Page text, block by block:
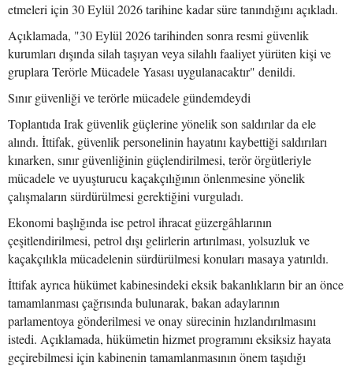
etmeleri için 30 Eylül 2026 tarihine kadar süre tanındığını açıkladı.
Açıklamada, "30 Eylül 2026 tarihinden sonra resmi güvenlik
kurumları dışında silah taşıyan veya silahlı faaliyet yürüten kişi ve
gruplara Terörle Mücadele Yasası uygulanacaktır" denildi.
Sınır güvenliği ve terörle mücadele gündemdeydi
Toplantıda Irak güvenlik güçlerine yönelik son saldırılar da ele
alındı. İttifak, güvenlik personelinin hayatını kaybettiği saldırıları
kınarken, sınır güvenliğinin güçlendirilmesi, terör örgütleriyle
mücadele ve uyuşturucu kaçakçılığının önlenmesine yönelik
çalışmaların sürdürülmesi gerektiğini vurguladı.
Ekonomi başlığında ise petrol ihracat güzergâhlarının
çeşitlendirilmesi, petrol dışı gelirlerin artırılması, yolsuzluk ve
kaçakçılıkla mücadelenin sürdürülmesi konuları masaya yatırıldı.
İttifak ayrıca hükümet kabinesindeki eksik bakanlıkların bir an önce
tamamlanması çağrısında bulunarak, bakan adaylarının
parlamentoya gönderilmesi ve onay sürecinin hızlandırılmasını
istedi. Açıklamada, hükümetin hizmet programını eksiksiz hayata
geçirebilmesi için kabinenin tamamlanmasının önem taşıdığı